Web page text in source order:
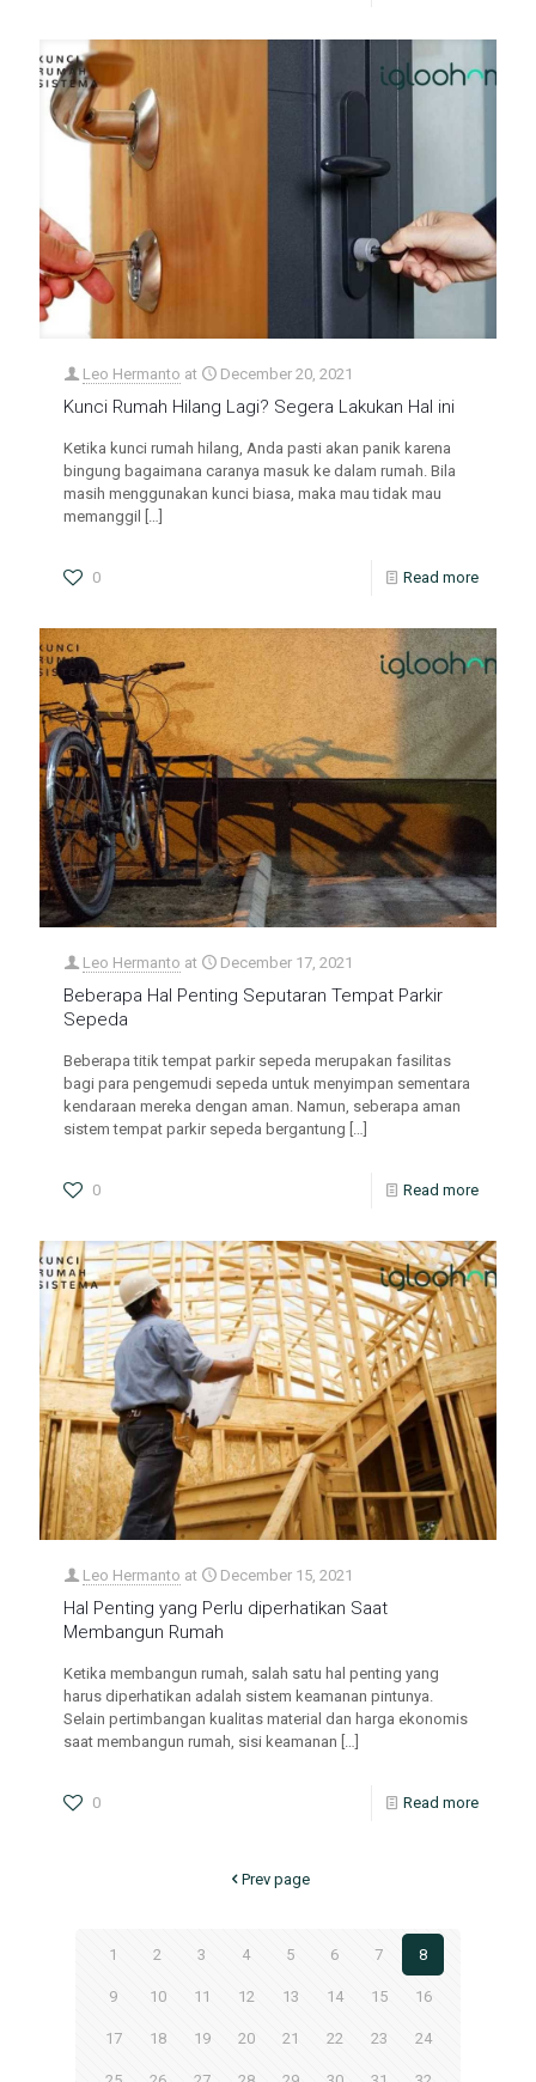
Leo Hermanto at December 20, 2021
Kunci Rumah Hilang Lagi? Segera Lakukan Hal ini
Ketika kunci rumah hilang, Anda pasti akan panik karena
bingung bagaimana caranya masuk ke dalam rumah. Bila
masih menggunakan kunci biasa, maka mau tidak mau
memanggil
[…]
0 Read more
Leo Hermanto at December 17, 2021
Beberapa Hal Penting Seputaran Tempat Parkir
Sepeda
Beberapa titik tempat parkir sepeda merupakan fasilitas
bagi para pengemudi sepeda untuk menyimpan sementara
kendaraan mereka dengan aman. Namun, seberapa aman
sistem tempat parkir sepeda bergantung […]
0 Read more
Leo Hermanto at December 15, 2021
Hal Penting yang Perlu diperhatikan Saat
Membangun Rumah
Ketika membangun rumah, salah satu hal penting yang
harus diperhatikan adalah sistem keamanan pintunya.
Selain pertimbangan kualitas material dan harga ekonomis
saat membangun rumah, sisi keamanan […]
0 Read more
Prev page
1 2 3 4 5 6 7 8
9 10 11 12 13 14 15 16
17 18 19 20 21 22 23 24